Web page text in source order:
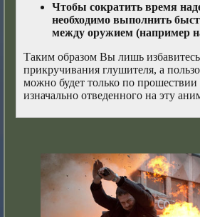
Чтобы сократить время
необходимо выполнить
между оружием (например
Таким образом Вы лишь
прикручивания глушителя, а
можно будет только по
изначально отведенного на эту